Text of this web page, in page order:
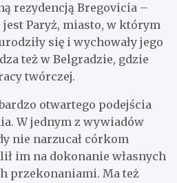
rezydencją Bregovicia –
Paryż, miasto, w którym
się i wychowały jego
też w Belgradzie, gdzie
twórczej.
otwartego podejścia
W jednym z wywiadów
nie narzucał córkom
im na dokonanie własnych
przekonaniami. Ma też